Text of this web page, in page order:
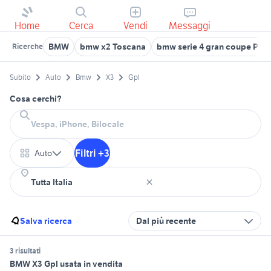
Home Cerca Vendi Messaggi
Ricerche BMW bmw x2 Toscana bmw serie 4 gran coupe
Subito Auto Bmw X3 Gpl
Cosa cerchi?
Auto Filtri +3
Salva ricerca Dal più recente
3 risultati
BMW X3 Gpl usata in vendita